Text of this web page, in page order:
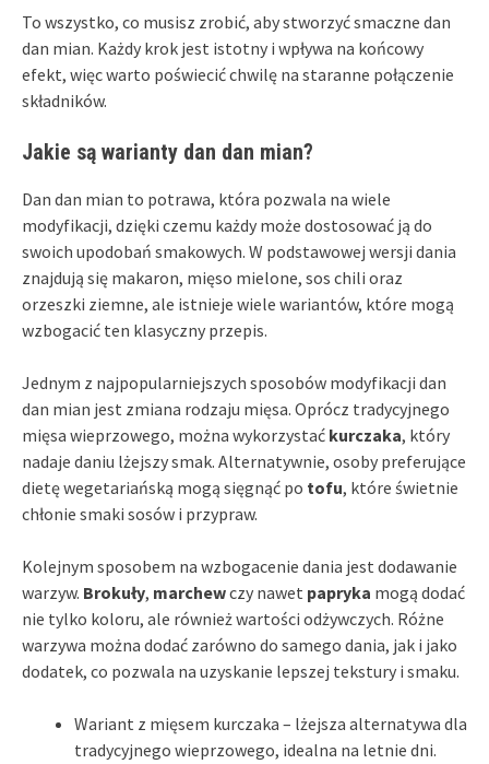
To wszystko, co musisz zrobić, aby stworzyć smaczne dan
dan mian. Każdy krok jest istotny i wpływa na końcowy
efekt, więc warto poświecić chwilę na staranne połączenie
składników.
Jakie są warianty dan dan mian?
Dan dan mian to potrawa, która pozwala na wiele
modyfikacji, dzięki czemu każdy może dostosować ją do
swoich upodobań smakowych. W podstawowej wersji dania
znajdują się makaron, mięso mielone, sos chili oraz
orzeszki ziemne, ale istnieje wiele wariantów, które mogą
wzbogacić ten klasyczny przepis.
Jednym z najpopularniejszych sposobów modyfikacji dan
dan mian jest zmiana rodzaju mięsa. Oprócz tradycyjnego
mięsa wieprzowego, można wykorzystać kurczaka, który
nadaje daniu lżejszy smak. Alternatywnie, osoby preferujące
dietę wegetariańską mogą sięgnąć po tofu, które świetnie
chłonie smaki sosów i przypraw.
Kolejnym sposobem na wzbogacenie dania jest dodawanie
warzyw. Brokuły, marchewczy nawet papryka mogą dodać
nie tylko koloru, ale również wartości odżywczych. Różne
warzywa można dodać zarówno do samego dania, jak i jako
dodatek, co pozwala na uzyskanie lepszej tekstury i smaku.
Wariant z mięsem kurczaka – lżejsza alternatywa dla
tradycyjnego wieprzowego, idealna na letnie dni.